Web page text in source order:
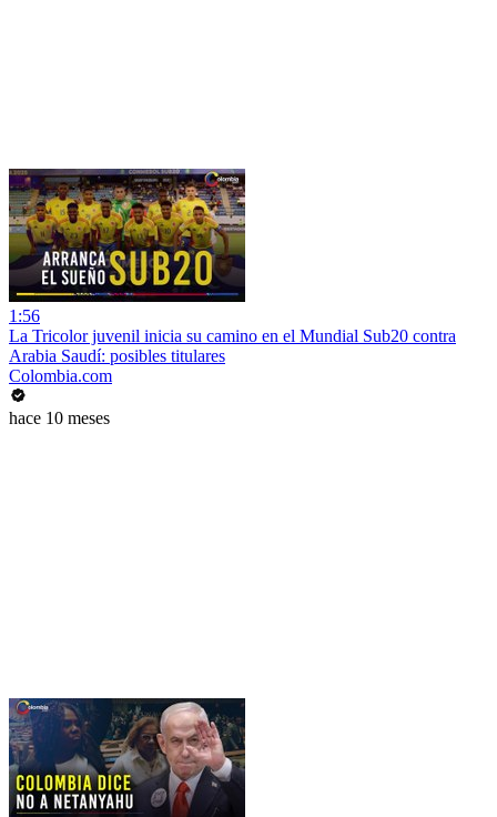
1:56
La Tricolor juvenil inicia su camino en el Mundial Sub20 contra
Arabia Saudí: posibles titulares
Colombia.com
hace 10 meses